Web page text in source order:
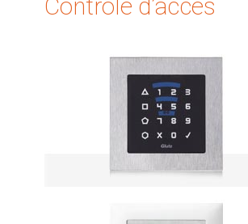
Contrôle d’accès